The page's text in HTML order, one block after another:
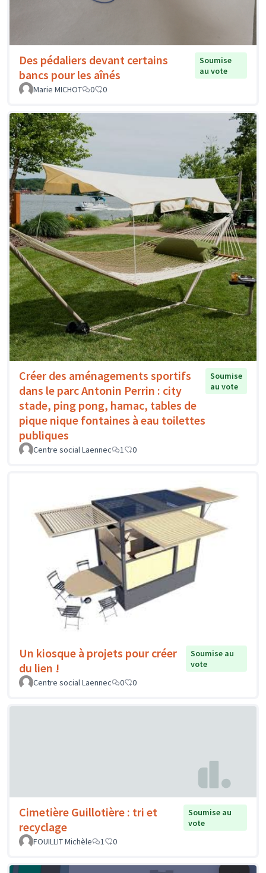
Des pédaliers devant certains
bancs pour les aînés
Soumise
au vote
Marie MICHOT
0 0
Créer des aménagements sportifs
dans le parc Antonin Perrin : city
stade, ping pong, hamac, tables de
pique nique fontaines à eau toilettes
publiques
Soumise
au vote
Centre social Laennec 1 0
Un kiosque à projets pour créer
du lien !
Soumise au
vote
Centre social Laennec
0 0
Cimetière Guillotière : tri et
recyclage
Soumise au
vote
FOUILLIT Michèle
1 0